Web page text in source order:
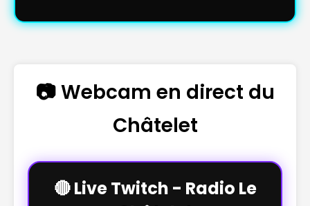
📷 Webcam en direct du
Châtelet
🔴 Live Twitch - Radio Le